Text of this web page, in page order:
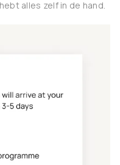
alles zelf in de hand.